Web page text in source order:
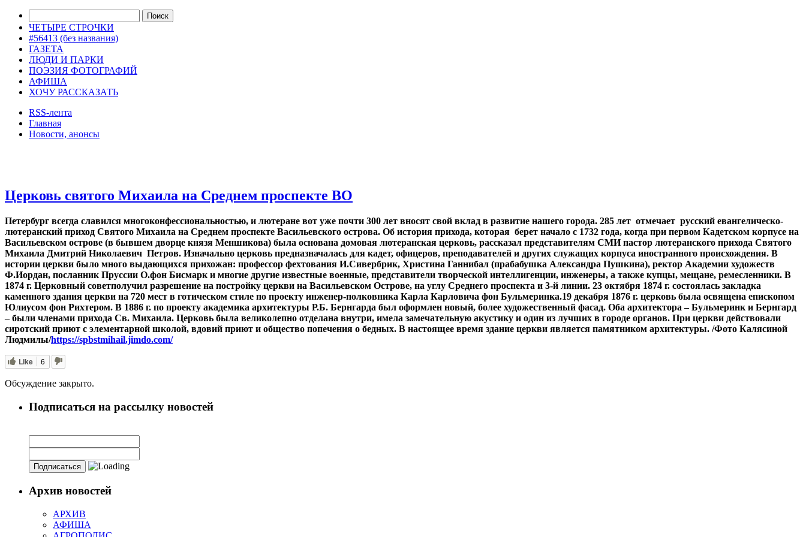
ЧЕТЫРЕ СТРОЧКИ
#56413 (без названия)
ГАЗЕТА
ЛЮДИ И ПАРКИ
ПОЭЗИЯ ФОТОГРАФИЙ
АФИША
ХОЧУ РАССКАЗАТЬ
RSS-лента
Главная
Новости, анонсы
Церковь святого Михаила на Среднем проспекте ВО
Петербург всегда славился многоконфессиональностью, и лютеране вот уже почти 300 лет вносят свой вклад в развитие нашего города. 285 лет отмечает русский евангелическо-
лютеранский приход Святого Михаила на Среднем проспекте Васильевского острова. Об история прихода, которая берет начало с 1732 года, когда при первом Кадетском корпусе на
Васильевском острове (в бывшем дворце князя Меншикова) была основана домовая лютеранская церковь, рассказал представителям СМИ пастор лютеранского прихода Святого
Михаила Дмитрий Николаевич Петров. Изначально церковь предназначалась для кадет, офицеров, преподавателей и других служащих корпуса иностранного происхождения. В
истории церкви было много выдающихся прихожан: профессор фехтования И.Сивербрик, Христина Ганнибал (прабабушка Александра Пушкина), ректор Академии художеств
Ф.Иордан, посланник Пруссии О.фон Бисмарк и многие другие известные военные, представители творческой интеллигенции, инженеры, а также купцы, мещане, ремесленники. В
1874 г. Церковный советполучил разрешение на постройку церкви на Васильевском Острове, на углу Среднего проспекта и 3-й линии. 23 октября 1874 г. состоялась закладка
каменного здания церкви на 720 мест в готическом стиле по проекту инженер-полковника Карла Карловича фон Бульмеринка.19 декабря 1876 г. церковь была освящена епископом
Юлиусом фон Рихтером. В 1886 г. по проекту академика архитектуры Р.Б. Бернгарда был оформлен новый, более художественный фасад. Оба архитектора – Бульмеринк и Бернгард
– были членами прихода Св. Михаила. Церковь была великолепно отделана внутри, имела замечательную акустику и один из лучших в городе органов. При церкви действовали
сиротский приют с элементарной школой, вдовий приют и общество попечения о бедных. В настоящее время здание церкви является памятником архитектуры. /Фото Калясиной
Людмилы/https://spbstmihail.jimdo.com/
Like 6
Обсуждение закрыто.
Подписаться на рассылку новостей
Архив новостей
АРХИВ
АФИША